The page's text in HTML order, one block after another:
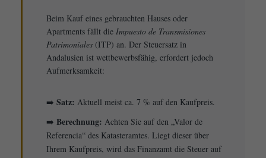
Beim Kauf eines gebrauchten Hauses oder
Apartments fällt die Impuesto de Transmisiones
Patrimoniales (ITP) an. Der Steuersatz in
Andalusien ist wettbewerbsfähig, erfordert jedoch
Aufmerksamkeit:
➡️ Satz: Aktuell meist ca. 7 % auf den Kaufpreis.
➡️ Berechnung: Achten Sie auf den „Valor de
Referencia“ des Katasteramtes. Liegt dieser über
Ihrem Kaufpreis, wird das Finanzamt die Steuer auf